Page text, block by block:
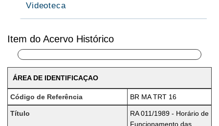
Item do Acervo Histórico
ÁREA DE IDENTIFICAÇAO
Código de Referência BR MA TRT 16
Título
RA 011/1989 - Horário de
Funcionamento das
Videoteca